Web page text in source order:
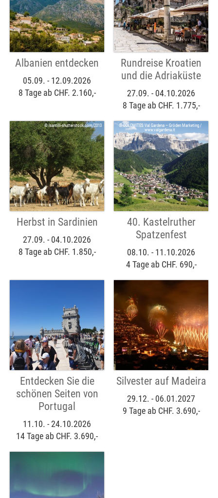
Albanien entdecken
05.09. - 12.09.2026
8 Tage ab CHF. 2.160,-
Rundreise Kroatien
und die Adriaküste
27.09. - 04.10.2026
8 Tage ab CHF. 1.775,-
© lsantilli-shutterstock.com/2013
Herbst in Sardinien
27.09. - 04.10.2026
8 Tage ab CHF. 1.850,-
© DOLOMITES Val Gardena – Gröden Marketing /
www.valgardena.it
40. Kastelruther
Spatzenfest
08.10. - 11.10.2026
4 Tage ab CHF. 690,-
Entdecken Sie die
schönen Seiten von
Portugal
11.10. - 24.10.2026
14 Tage ab CHF. 3.690,-
Silvester auf Madeira
29.12. - 06.01.2027
9 Tage ab CHF. 3.690,-